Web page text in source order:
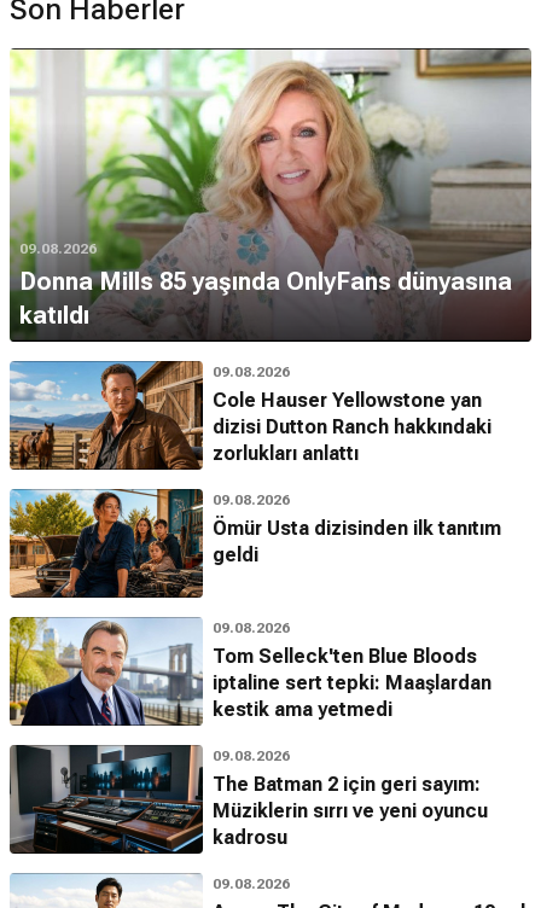
Son Haberler
09.08.2026
Donna Mills 85 yaşında OnlyFans dünyasına
katıldı
09.08.2026
Cole Hauser Yellowstone yan
dizisi Dutton Ranch hakkındaki
zorlukları anlattı
09.08.2026
Ömür Usta dizisinden ilk tanıtım
geldi
09.08.2026
Tom Selleck'ten Blue Bloods
iptaline sert tepki: Maaşlardan
kestik ama yetmedi
09.08.2026
The Batman 2 için geri sayım:
Müziklerin sırrı ve yeni oyuncu
kadrosu
09.08.2026